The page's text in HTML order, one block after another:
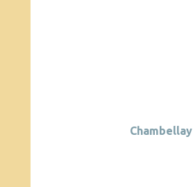
Chambellay